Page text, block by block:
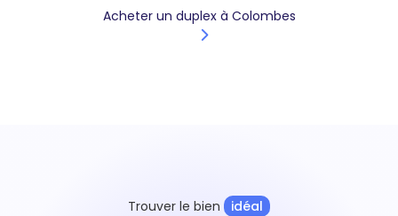
Acheter un duplex à Colombes
Trouver le bien idéal